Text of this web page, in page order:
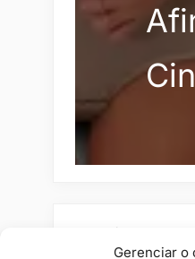
Gerenciar o
Pesquisar